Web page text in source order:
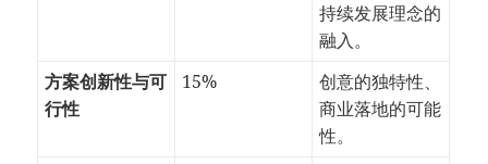
持续发展理念的
融入。
方案创新性与可
行性
15%
创意的独特性、
商业落地的可能
性。